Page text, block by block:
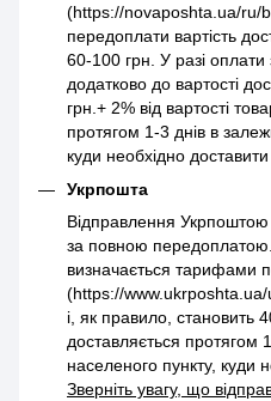
(https://novaposhta.ua/ru/
передоплати вартість
60-100 грн. У разі
додатково до вартості
грн.+ 2% від вартості
протягом 1-3 днів в
куди необхідно доставити
Укрпошта
Відправлення Укрпоштою
за повною передоплатою.
визначається тарифами
(https://
і, як правило, становить
доставляється протягом
населеного пункту, куди
Зверніть увагу, що